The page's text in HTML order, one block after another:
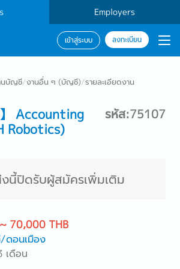
Employers
เข้าสู่ระบบ ลงทะเบียน
นบัญชี/งานอื่น ๆ (บัญชี)/รายละเอียดงาน
Accounting
Robotics)
รหัส:75107
นี้ปิดรับผู้สมัครเพิ่มเติม
70,000 THB
อนเมือง
เดือน